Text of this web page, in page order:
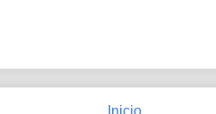
Inicio